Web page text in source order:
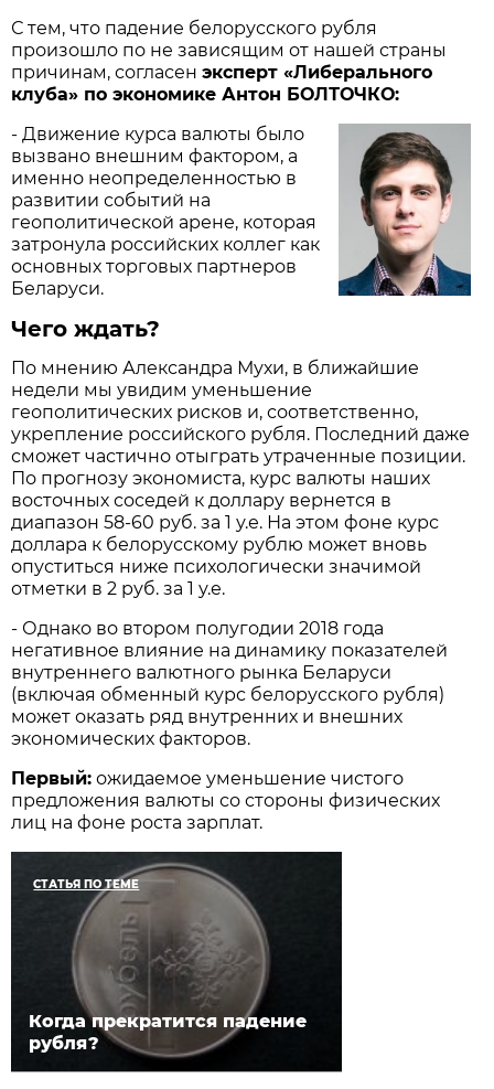
С тем, что падение белорусского рубля
произошло по не зависящим от нашей страны
причинам, согласенэксперт «Либерального
клуба» по экономике Антон БОЛТОЧКО:
- Движение курса валюты было
вызвано внешним фактором, а
именно неопределенностью в
развитии событий на
геополитической арене, которая
затронула российских коллег как
основных торговых партнеров
Беларуси.
Чего ждать?
По мнению Александра Мухи, в ближайшие
недели мы увидим уменьшение
геополитических рисков и, соответственно,
укрепление российского рубля. Последний даже
сможет частично отыграть утраченные позиции.
По прогнозу экономиста, курс валюты наших
восточных соседей к доллару вернется в
диапазон 58-60 руб. за 1 у.е. На этом фоне курс
доллара к белорусскому рублю может вновь
опуститься ниже психологически значимой
отметки в 2 руб. за 1 у.е.
- Однако во втором полугодии 2018 года
негативное влияние на динамику показателей
внутреннего валютного рынка Беларуси
(включая обменный курс белорусского рубля)
может оказать ряд внутренних и внешних
экономических факторов.
Первый: ожидаемое уменьшение чистого
предложения валюты со стороны физических
лиц на фоне роста зарплат.
СТАТЬЯ ПО ТЕМЕ
Когда прекратится падение
рубля?